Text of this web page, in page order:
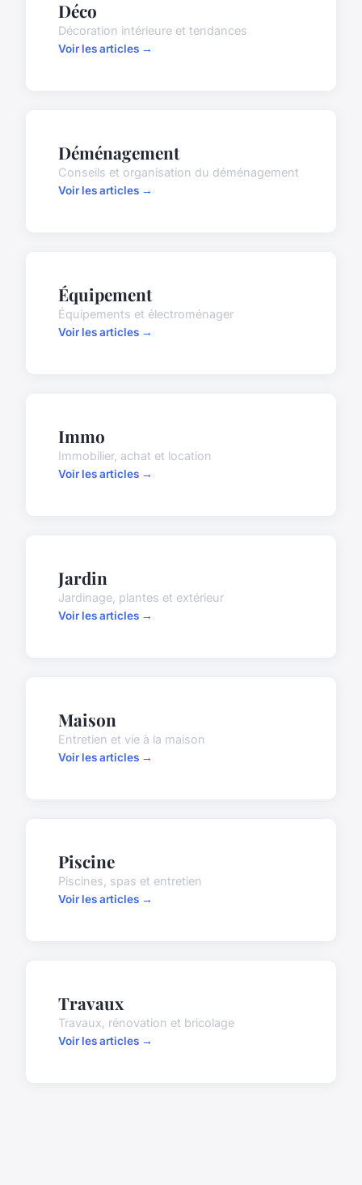
Déco
Décoration intérieure et tendances
Voir les articles →
Déménagement
Conseils et organisation du déménagement
Voir les articles →
Équipement
Équipements et électroménager
Voir les articles →
Immo
Immobilier, achat et location
Voir les articles →
Jardin
Jardinage, plantes et extérieur
Voir les articles →
Maison
Entretien et vie à la maison
Voir les articles →
Piscine
Piscines, spas et entretien
Voir les articles →
Travaux
Travaux, rénovation et bricolage
Voir les articles →